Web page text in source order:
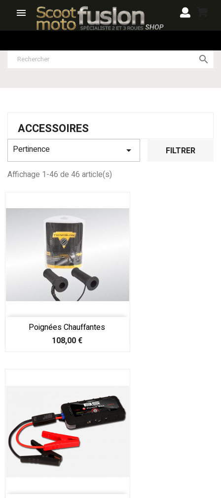


ACCESSOIRES
Pertinence  FILTRER
Affichage 1-46 de 46 article(s)
Poignées Chauffantes
Prix
108,00 €